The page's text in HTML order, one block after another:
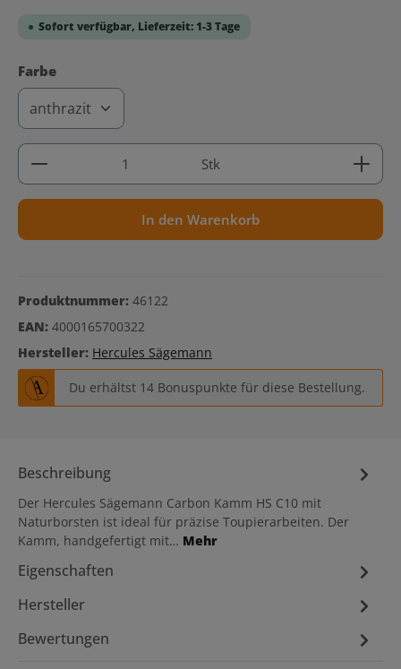
Sofort verfügbar, Lieferzeit: 1-3 Tage
Farbeauswählen
Produkt Anzahl: Gib den gewünschten Wert ein
Stk
In den Warenkorb
Produktnummer: 46122
EAN: 4000165700322
Hersteller: Hercules Sägemann
Du erhältst 14 Bonuspunkte für diese Bestellung.
Beschreibung
Der Hercules Sägemann Carbon Kamm HS C10 mit
Naturborsten ist ideal für präzise Toupierarbeiten. Der
Kamm, handgefertigt mit… Mehr
Eigenschaften
Hersteller
Bewertungen